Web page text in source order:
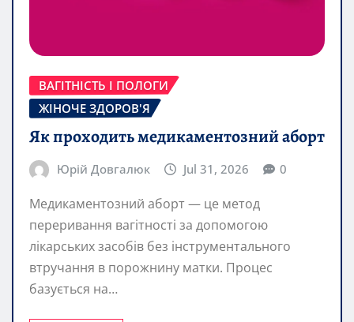
ВАГІТНІСТЬ І ПОЛОГИ
ЖІНОЧЕ ЗДОРОВ'Я
Як проходить медикаментозний аборт
Юрій Довгалюк Jul 31, 2026 0
Медикаментозний аборт — це метод
переривання вагітності за допомогою
лікарських засобів без інструментального
втручання в порожнину матки. Процес
базується на…